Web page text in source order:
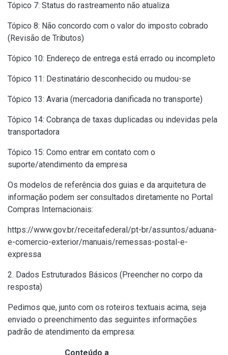
Tópico 7: Status do rastreamento não atualiza
Tópico 8: Não concordo com o valor do imposto cobrado
(Revisão de Tributos)
Tópico 10: Endereço de entrega está errado ou incompleto
Tópico 11: Destinatário desconhecido ou mudou-se
Tópico 13: Avaria (mercadoria danificada no transporte)
Tópico 14: Cobrança de taxas duplicadas ou indevidas pela
transportadora
Tópico 15: Como entrar em contato com o
suporte/atendimento da empresa
Os modelos de referência dos guias e da arquitetura de
informação podem ser consultados diretamente no Portal
Compras Internacionais:
https://www.gov.br/receitafederal/pt-br/assuntos/aduana-
e-comercio-exterior/manuais/remessas-postal-e-
expressa
2. Dados Estruturados Básicos (Preencher no corpo da
resposta)
Pedimos que, junto com os roteiros textuais acima, seja
enviado o preenchimento das seguintes informações
padrão de atendimento da empresa:
Conteúdo a